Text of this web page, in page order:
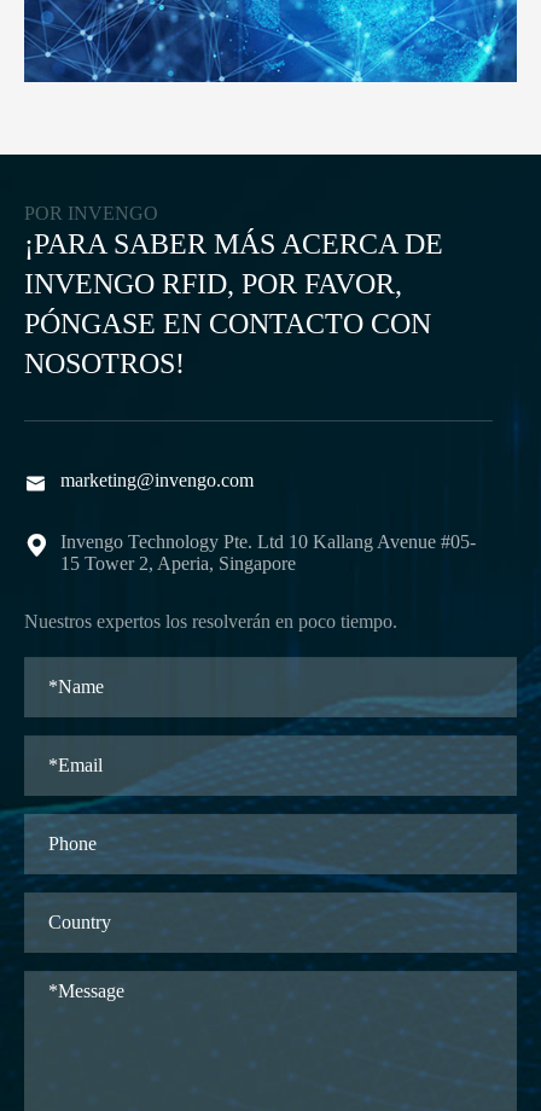
POR INVENGO
¡PARA SABER MÁS ACERCA DE
INVENGO RFID, POR FAVOR,
PÓNGASE EN CONTACTO CON
NOSOTROS!
 marketing@invengo.com

Invengo Technology Pte. Ltd 10 Kallang Avenue #05-
15 Tower 2, Aperia, Singapore
Nuestros expertos los resolverán en poco tiempo.